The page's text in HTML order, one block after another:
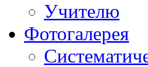
Учителю
Фотогалерея